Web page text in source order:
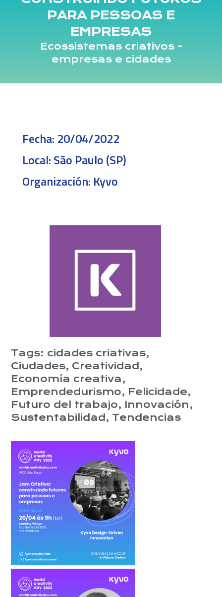
PARA PESSOAS E
EMPRESAS
Ecossistemas criativos -
empresas e cidades
Tags: cidades criativas,
Ciudades, Creatividad ,
Economía creativa,
Emprendedurismo, Felicidade,
Futuro del trabajo, Innovación,
Sustentabilidad , Tendencias
Fecha: 20/04/2022
Local:São Paulo (SP)
Organización: Kyvo